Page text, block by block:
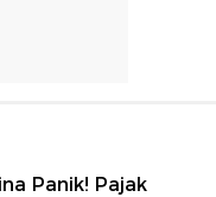
Panik! Pajak